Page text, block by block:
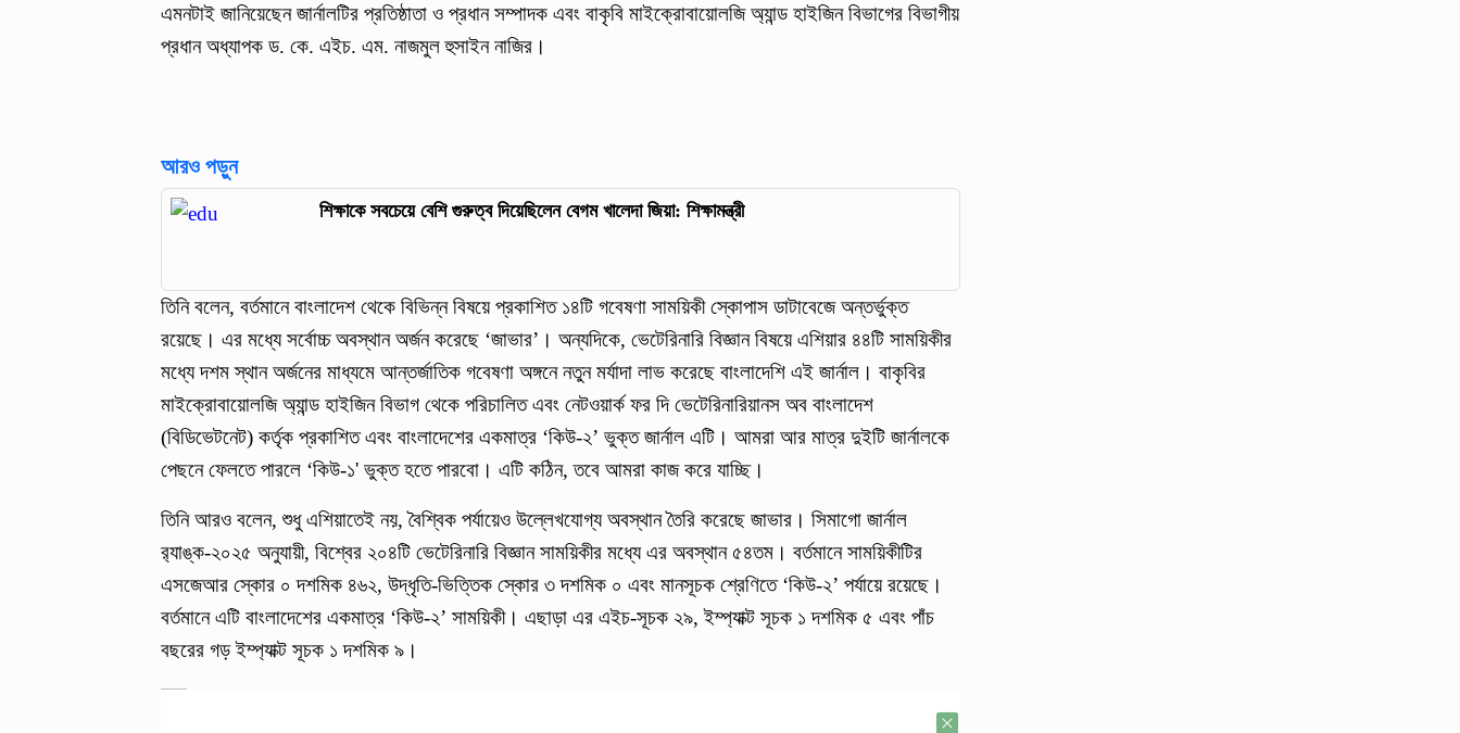
এমনটাই জানিয়েছেন জার্নালটির প্রতিষ্ঠাতা ও প্রধান সম্পাদক এবং বাকৃবি মাইক্রোবায়োলজি অ্যান্ড হাইজিন বিভাগের বিভাগীয়
প্রধান অধ্যাপক ড. কে. এইচ. এম. নাজমুল হুসাইন নাজির।
আরও পড়ুন
শিক্ষাকে সবচেয়ে বেশি গুরুত্ব দিয়েছিলেন বেগম খালেদা জিয়া: শিক্ষামন্ত্রী
তিনি বলেন, বর্তমানে বাংলাদেশ থেকে বিভিন্ন বিষয়ে প্রকাশিত ১৪টি গবেষণা সাময়িকী স্কোপাস ডাটাবেজে অন্তর্ভুক্ত
রয়েছে। এর মধ্যে সর্বোচ্চ অবস্থান অর্জন করেছে ‘জাভার’। অন্যদিকে, ভেটেরিনারি বিজ্ঞান বিষয়ে এশিয়ার ৪৪টি সাময়িকীর
মধ্যে দশম স্থান অর্জনের মাধ্যমে আন্তর্জাতিক গবেষণা অঙ্গনে নতুন মর্যাদা লাভ করেছে বাংলাদেশি এই জার্নাল। বাকৃবির
মাইক্রোবায়োলজি অ্যান্ড হাইজিন বিভাগ থেকে পরিচালিত এবং নেটওয়ার্ক ফর দি ভেটেরিনারিয়ানস অব বাংলাদেশ
(বিডিভেটনেট) কর্তৃক প্রকাশিত এবং বাংলাদেশের একমাত্র ‘কিউ-২’ ভুক্ত জার্নাল এটি। আমরা আর মাত্র দুইটি জার্নালকে
পেছনে ফেলতে পারলে ‘কিউ-১' ভুক্ত হতে পারবো। এটি কঠিন, তবে আমরা কাজ করে যাচ্ছি।
তিনি আরও বলেন, শুধু এশিয়াতেই নয়, বৈশ্বিক পর্যায়েও উল্লেখযোগ্য অবস্থান তৈরি করেছে জাভার। সিমাগো জার্নাল
র‌্যাঙ্ক-২০২৫ অনুযায়ী, বিশ্বের ২০৪টি ভেটেরিনারি বিজ্ঞান সাময়িকীর মধ্যে এর অবস্থান ৫৪তম। বর্তমানে সাময়িকীটির
এসজেআর স্কোর ০ দশমিক ৪৬২, উদ্ধৃতি-ভিত্তিক স্কোর ৩ দশমিক ০ এবং মানসূচক শ্রেণিতে ‘কিউ-২’ পর্যায়ে রয়েছে।
বর্তমানে এটি বাংলাদেশের একমাত্র ‘কিউ-২’ সাময়িকী। এছাড়া এর এইচ-সূচক ২৯, ইম্প্যাক্ট সূচক ১ দশমিক ৫ এবং পাঁচ
বছরের গড় ইম্প্যাক্ট সূচক ১ দশমিক ৯।